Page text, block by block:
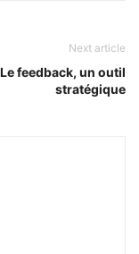
Next article
Le feedback, un outil
stratégique